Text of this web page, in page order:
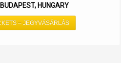
HUNGARY
– JEGYVÁSÁRLÁS